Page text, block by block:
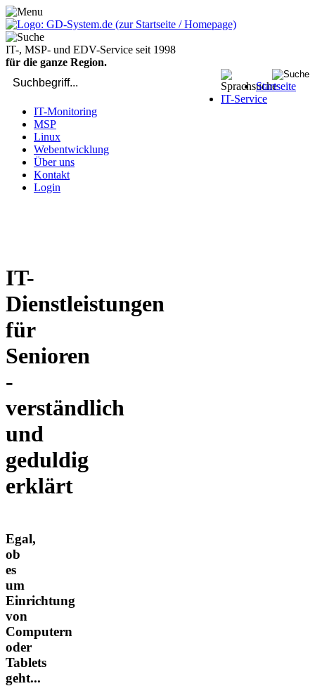
IT-, MSP- und EDV-Service seit 1998
für die ganze Region.
Startseite
IT-Service
IT-Monitoring
MSP
Linux
Webentwicklung
Über uns
Kontakt
Login
IT-
Dienstleistungen
für
Senioren
-
verständlich
und
geduldig
erklärt
Egal,
ob
es
um
Einrichtung
von
Computern
oder
Tablets
geht...